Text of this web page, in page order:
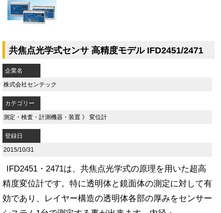
共焦点光学式センサ 高精度モデル IFD2451/2471
企業名
株式会社センテック
カテゴリー
測定・検査・計測機器・装置 》 変位計
登録日
2015/10/31
IFD2451・2471は、共焦点光学式の原理を用いた超高
精度変位計です。特に透明体と鏡面体の測定に対して有
効であり、レイヤー構造の透明体各部の厚みをセンサー